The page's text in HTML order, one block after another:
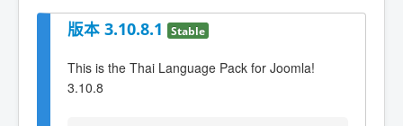
版本 3.10.8.1 Stable
This is the Thai Language Pack for Joomla!
3.10.8